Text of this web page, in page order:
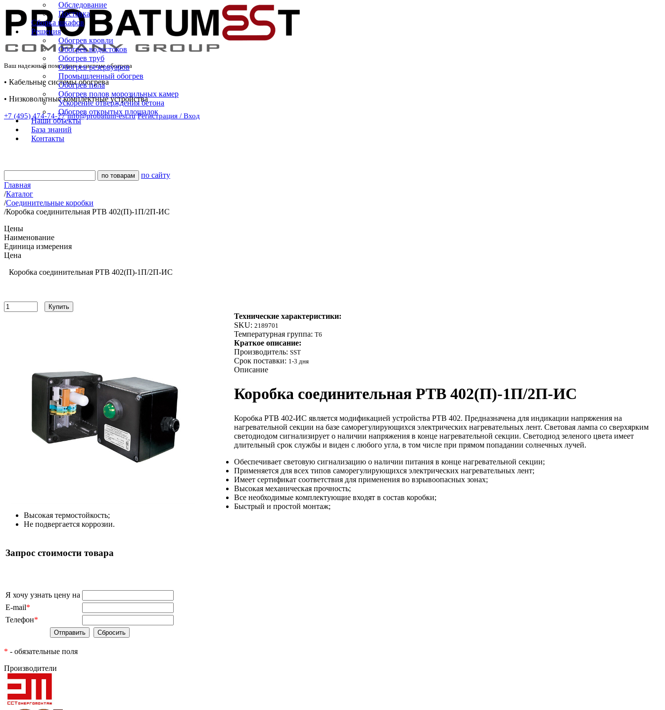
Ваш надежный помощник в системе обогрева
• Кабельные системы обогрева
• Низковольтные комплектные устройства
+7 (495) 474-74-77 info@probatum-est.ru Регистрация / Вход
Обследование
Поставка
Сборка шкафов
Решения
Обогрев кровли
Обогрев водостоков
Обогрев труб
Обогрев резервуаров
Промышленный обогрев
Обогрев пола
Обогрев полов морозильных камер
Ускорение отверждения бетона
Обогрев открытых площадок
Наши объекты
База знаний
Контакты
по сайту
Главная
/Каталог
/Соединительные коробки
/Коробка соединительная РТВ 402(П)-1П/2П-ИС
Цены
Наименование
Единица измерения
Цена
Коробка соединительная РТВ 402(П)-1П/2П-ИС
Купить
Технические характеристики:
SKU: 2189701
Температурная группа: Т6
Краткое описание:
Производитель: SST
Срок поставки: 1-3 дня
Описание
Коробка соединительная РТВ 402(П)-1П/2П-ИС
Коробка РТВ 402-ИС является модификацией устройства РТВ 402. Предназначена для индикации напряжения на
нагревательной секции на базе саморегулирующихся электрических нагревательных лент. Световая лампа со сверхярким
светодиодом сигнализирует о наличии напряжения в конце нагревательной секции. Светодиод зеленого цвета имеет
длительный срок службы и виден с любого угла, в том числе при прямом попадании солнечных лучей.
Обеспечивает световую сигнализацию о наличии питания в конце нагревательной секции;
Применяется для всех типов саморегулирующихся электрических нагревательных лент;
Имеет сертификат соответствия для применения во взрывоопасных зонах;
Высокая механическая прочность;
Все необходимые комплектующие входят в состав коробки;
Быстрый и простой монтаж;
Высокая термостойкость;
Не подвергается коррозии.
Запрос стоимости товара
Я хочу узнать цену на
E-mail*
Телефон*
* - обязательные поля
Производители